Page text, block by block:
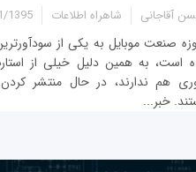
آقاجانی شاهراه اطلاعات - 12:00
صنعت موبایل به یکی از
خبر...